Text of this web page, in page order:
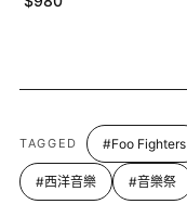
TAGGED #Foo Fighters
#西洋音樂 #音樂祭